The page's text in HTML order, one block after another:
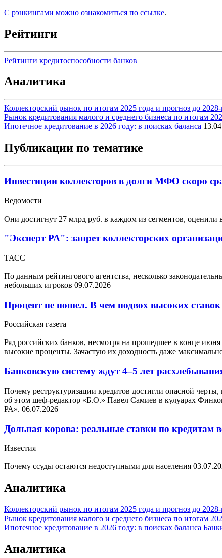
С рэнкингами можно ознакомиться по ссылке.
Рейтинги
Рейтинги кредитоспособности банков
Аналитика
Коллекторский рынок по итогам 2025 года и прогноз до
Рынок кредитования малого и среднего бизнеса по итогам
Ипотечное кредитование в 2026 году: в поисках баланса
Публикации по тематике
Инвестиции коллекторов в долги МФО скоро
Ведомости
Они достигнут 27 млрд руб. в каждом из сегментов, оценили
"Эксперт РА": запрет коллекторских
ТАСС
По данным рейтингового агентства, несколько
небольших игроков 09.07.2026
Процент не пошел. В чем подвох высоких
Российская газета
Ряд российских банков, несмотря на прошедшее в конце
высокие проценты. Зачастую их доходность даже
Банковскую систему ждут 4–5 лет
Почему реструктуризации кредитов достигли опасной
об этом шеф-редактор «Б.О.» Павел Самиев в кулуарах
РА». 06.07.2026
Дольная корова: реальные ставки по кредитам
Известия
Почему ссуды остаются недоступными для населения
Аналитика
Коллекторский рынок по итогам 2025 года и прогноз до
Рынок кредитования малого и среднего бизнеса по итогам
Ипотечное кредитование в 2026 году: в поисках баланса
Аналитика